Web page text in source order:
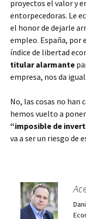
proyectos el valor y
entorpecedoras. Le
el honor de dejarle
empleo. España, por
índice de libertad
titular alarmante
empresa, nos da igual.
No, las cosas no han
hemos vuelto a
“imposible de
va a ser un riesgo de